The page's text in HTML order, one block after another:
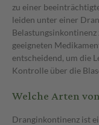
zu einer
leiden unter einer
Belastungsinkontinenz
geeigneten
entscheidend, um die
Kontrolle über die
Welche Arten
Dranginkontinenz ist